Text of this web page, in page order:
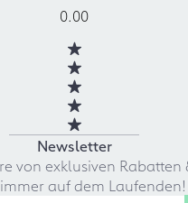
0.00
Newsletter
von exklusiven Rabatten
auf dem Laufenden!